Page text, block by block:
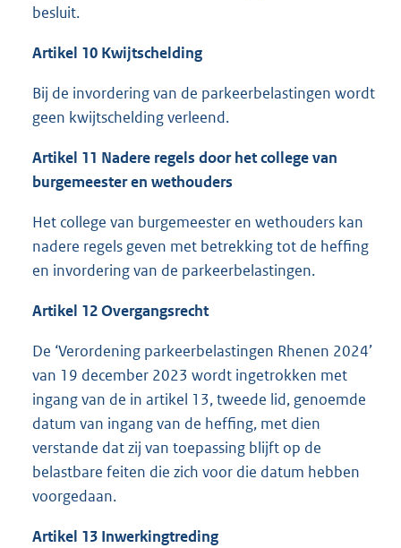
besluit.
Artikel 10 Kwijtschelding
Bij de invordering van de parkeerbelastingen wordt
geen kwijtschelding verleend.
Artikel 11 Nadere regels door het college van
burgemeester en wethouders
Het college van burgemeester en wethouders kan
nadere regels geven met betrekking tot de heffing
en invordering van de parkeerbelastingen.
Artikel 12 Overgangsrecht
De ‘Verordening parkeerbelastingen Rhenen 2024’
van 19 december 2023 wordt ingetrokken met
ingang van de in artikel 13, tweede lid, genoemde
datum van ingang van de heffing, met dien
verstande dat zij van toepassing blijft op de
belastbare feiten die zich voor die datum hebben
voorgedaan.
Artikel 13 Inwerkingtreding